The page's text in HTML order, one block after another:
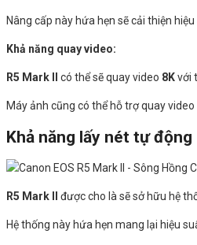
Nâng cấp này hứa hẹn sẽ cải thiện
Khả năng quay video:
R5 Mark II có thể sẽ quay video 8Kvới
Máy ảnh cũng có thể hỗ trợ quay video
Khả năng lấy nét tự động
R5 Mark II được cho là sẽ sở hữu hệ
Hệ thống này hứa hẹn mang lại hiệu